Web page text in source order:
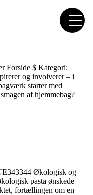
Forside $ Kategori:
og involverer – i
starter med
af hjemmebag?
Økologisk og
pasta ønskede
fortællingen om en